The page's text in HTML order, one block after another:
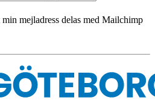
mejladress delas med Mailchimp